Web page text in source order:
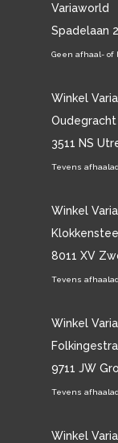
Variaworld
Spadelaan
Geen afhaal- of
Winkel
Oudegracht
3511 NS
Tevens
Winkel
8011 XV
Tevens
Winkel
9711 JW
Tevens
Winkel